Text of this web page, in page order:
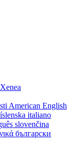
Xenea
American English
íslenska italiano
slovenčina
български